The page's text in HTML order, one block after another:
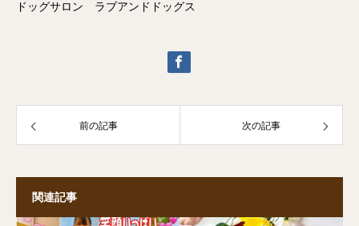
ドッグサロン ラブアンドドッグス
前の記事 次の記事
関連記事